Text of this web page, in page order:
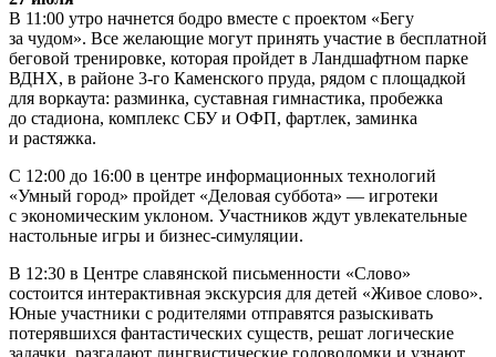
В 11:00 утро начнется бодро вместе с проектом «Бегу
за чудом». Все желающие могут принять участие в бесплатной
беговой тренировке, которая пройдет в Ландшафтном парке
ВДНХ, в районе 3-го Каменского пруда, рядом с площадкой
для воркаута: разминка, суставная гимнастика, пробежка
до стадиона, комплекс СБУ и ОФП, фартлек, заминка
и растяжка.
С 12:00 до 16:00 в центре информационных технологий
«Умный город» пройдет «Деловая суббота» — игротеки
с экономическим уклоном. Участников ждут увлекательные
настольные игры и бизнес-симуляции.
В 12:30 в Центре славянской письменности «Слово»
состоится интерактивная экскурсия для детей «Живое слово».
Юные участники с родителями отправятся разыскивать
потерявшихся фантастических существ, решат логические
задачки, разгадают лингвистические головоломки и узнают